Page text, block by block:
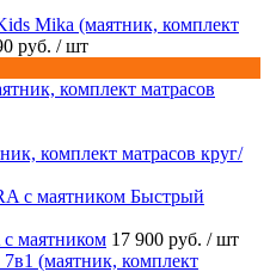
Mika (маятник, комплект
руб. / шт
комплект матрасов круг/
Быстрый
маятником 17 900 руб. / шт